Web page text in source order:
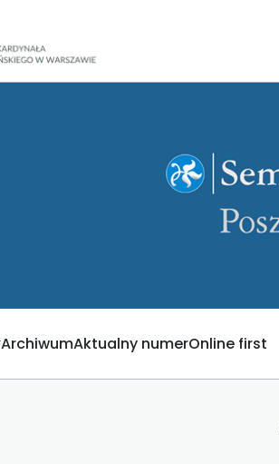
ArchiwumAktualny numerOnline first